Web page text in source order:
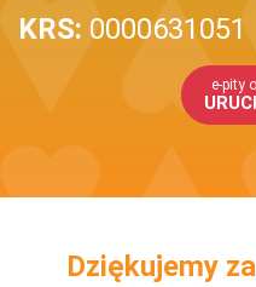
KRS: 0000631051
e-pity
Dziękujemy